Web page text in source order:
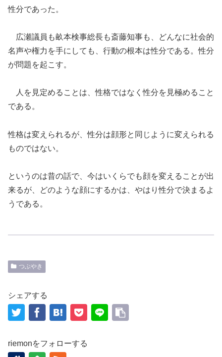
性分であった。
広瀬議員も畝本検事総長も斎藤知事も、どんなに社会的
名声や権力を手にしても、行動の根本は性分である。性分
が問題を起こす。
人を見定めることは 、性格ではなく性分を見極めること
である。
性格は変えられるが、性分は顔形と同じように変えられる
ものではない。
というのは昔の話で、今はいくらでも顔を変えることが出
来るが、どのような顔にするかは、やはり性分で決まるよ
うである。
つぶやき
シェアする
riemonをフォローする